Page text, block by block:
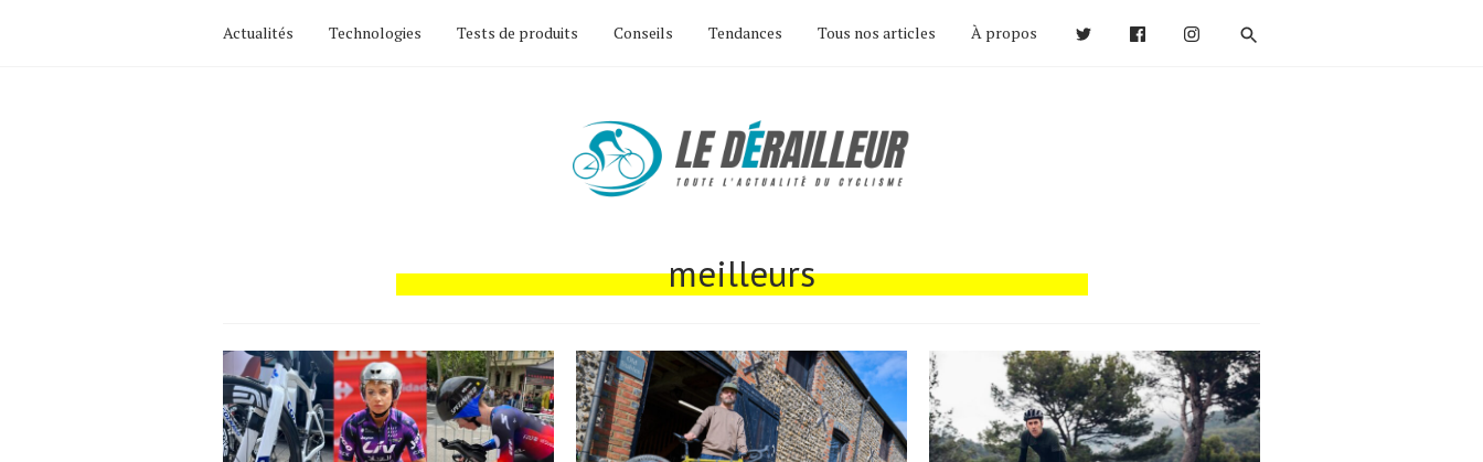
Actualités Technologies Tests de produits Conseils Tendances Tous nos articles À propos
meilleurs